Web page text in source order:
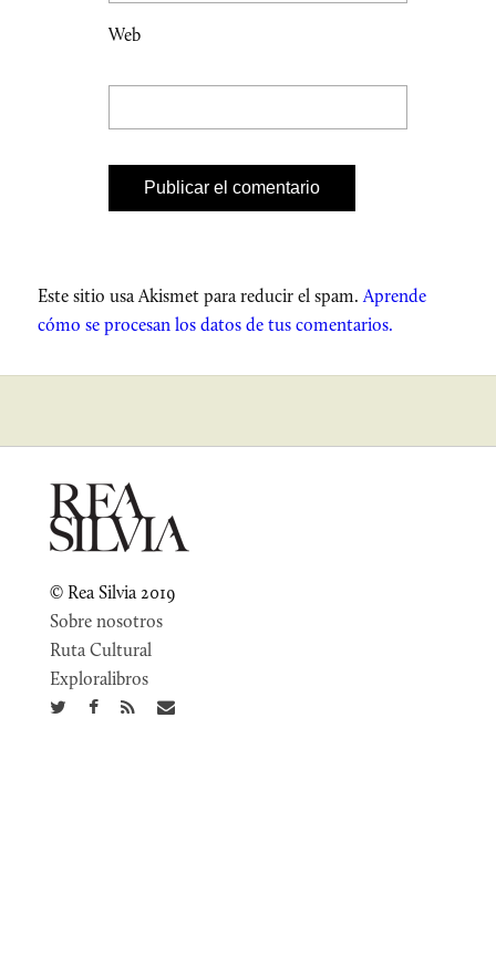
Web
Este sitio usa Akismet para reducir el spam.Aprende
cómo se procesan los datos de tus comentarios.
© Rea Silvia 2019
Sobre nosotros
Ruta Cultural
Exploralibros